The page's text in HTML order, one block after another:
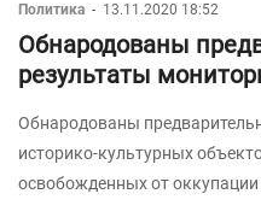
Политика - 13.11.2020 18:52
Обнародованы
результаты
Обнародованы
историко-культурных
освобожденных от оккупации